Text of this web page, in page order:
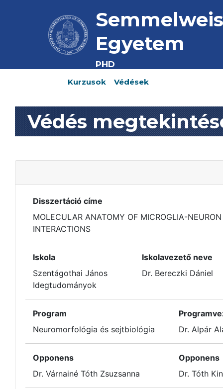
Semmelweis
Egyetem
PHD
Kurzusok Védések
Védés
Disszertáció címe
MOLECULAR ANATOMY OF MICROGLIA-NEURON
INTERACTIONS
Iskola
Szentágothai János
Idegtudományok
Iskolavezető neve
Dr. Bereczki Dániel
Program
Neuromorfológia és sejtbiológia
Dr. Alpár
Opponens
Dr. Várnainé Tóth Zsuzsanna
Opponens
Dr. Tóth